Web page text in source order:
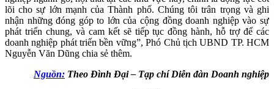
lõi cho sự lớn mạnh của Thành phố. Chúng tôi trân trọng và ghi
nhận những đóng góp to lớn của cộng đồng doanh nghiệp vào sự
phát triển chung, và cam kết sẽ tiếp tục đồng hành, hỗ trợ để các
doanh nghiệp phát triển bền vững”, Phó Chủ tịch UBND TP. HCM
Nguyễn Văn Dũng chia sẻ thêm.
Nguồn: Theo Đình Đại – Tạp chí Diễn đàn Doanh nghiệp